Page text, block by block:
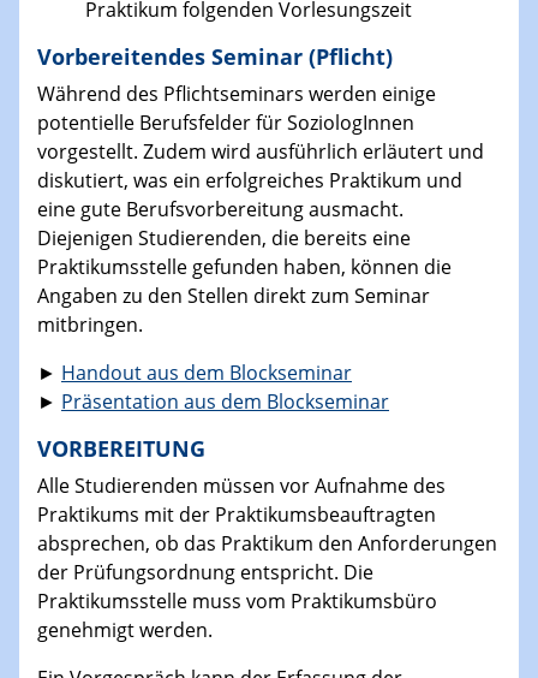
Praktikum folgenden Vorlesungszeit
Vorbereitendes Seminar (Pflicht)
Während des Pflichtseminars werden einige
potentielle Berufsfelder für SoziologInnen
vorgestellt. Zudem wird ausführlich erläutert und
diskutiert, was ein erfolgreiches Praktikum und
eine gute Berufsvorbereitung ausmacht.
Diejenigen Studierenden, die bereits eine
Praktikumsstelle gefunden haben, können die
Angaben zu den Stellen direkt zum Seminar
mitbringen.
► Handout aus dem Blockseminar
► Präsentation aus dem Blockseminar
VORBEREITUNG
Alle Studierenden müssen vor Aufnahme des
Praktikums mit der Praktikumsbeauftragten
absprechen, ob das Praktikum den Anforderungen
der Prüfungsordnung entspricht. Die
Praktikumsstelle muss vom Praktikumsbüro
genehmigt werden.